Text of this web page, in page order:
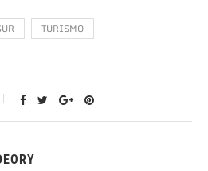
TURISMO